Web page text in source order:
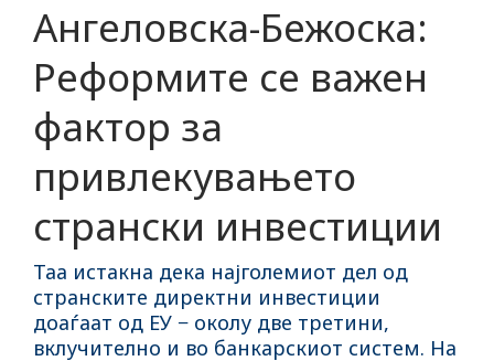
Aнгеловска-Бежоска:
Реформите се важен
фактор за
привлекувањето
странски инвестиции
Таа истакна дека најголемиот дел од
странските директни инвестиции
доаѓаат од ЕУ − околу две третини,
вклучително и во банкарскиот систем. На